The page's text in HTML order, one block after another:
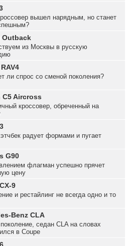
вышел нарядным, но станет
Outback
из Москвы в русскую
ли спрос со сменой поколения?
C5 Aircross
кроссовер, обреченный на
радует формами и пугает
G90
флагман успешно прячет
цену
9
и рестайлинг не всегда одно и то
Benz CLA
седан CLA на словах
в Coupe